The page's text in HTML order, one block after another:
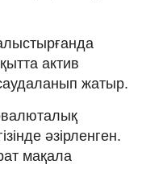
актив
жатыр.
әзірленген.
мақала